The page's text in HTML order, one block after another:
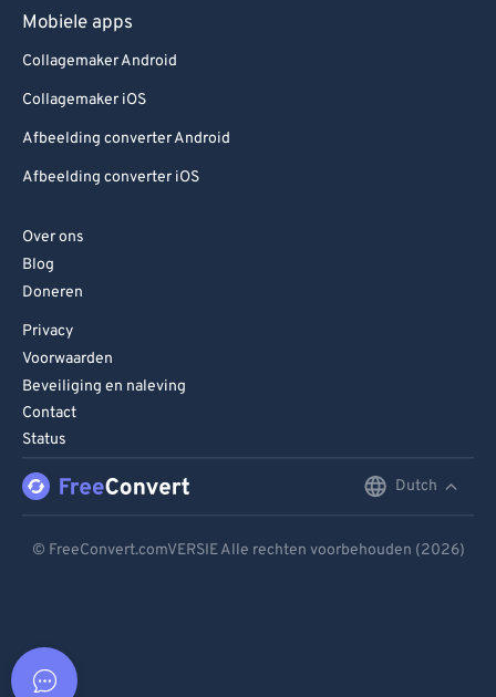
Mobiele apps
Collagemaker Android
Collagemaker iOS
Afbeelding converter Android
Afbeelding converter iOS
Over ons
Blog
Doneren
Privacy
Voorwaarden
Beveiliging en naleving
Contact
Status
Dutch
© FreeConvert.comVERSIE Alle rechten voorbehouden (2026)